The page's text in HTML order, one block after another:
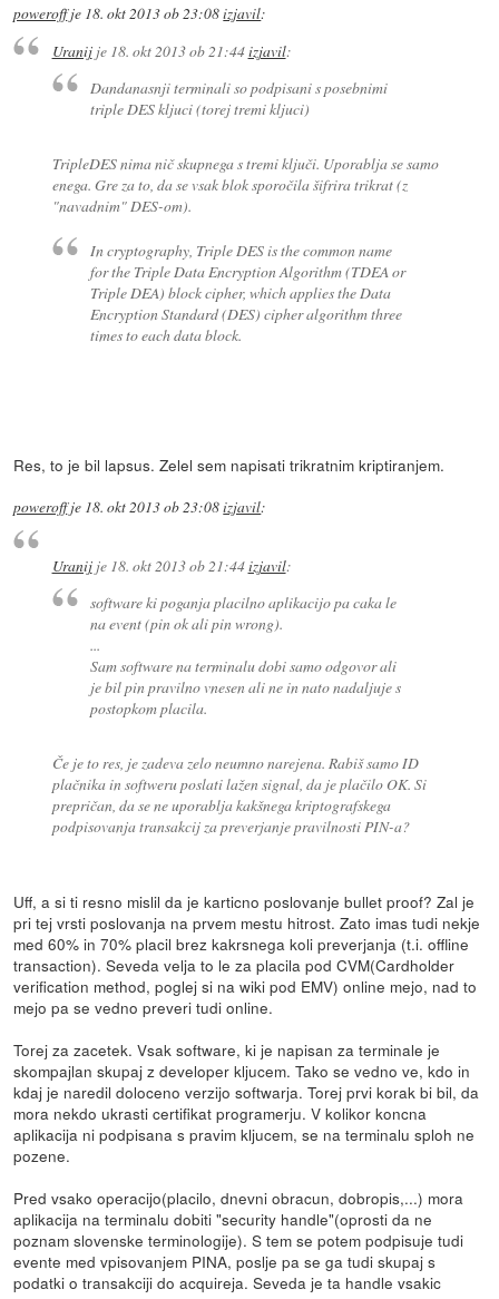
poweroffje 18. okt 2013 ob 23:08izjavil:
Uranijje 18. okt 2013 ob 21:44izjavil:
Dandanasnji terminali so podpisani s posebnimi
triple DES kljuci (torej tremi kljuci)
TripleDES nima nič skupnega s tremi ključi. Uporablja se samo
enega. Gre za to, da se vsak blok sporočila šifrira trikrat (z
"navadnim" DES-om).
In cryptography, Triple DES is the common name
for the Triple Data Encryption Algorithm (TDEA or
Triple DEA) block cipher, which applies the Data
Encryption Standard (DES) cipher algorithm three
times to each data block.
Res, to je bil lapsus. Zelel sem napisati trikratnim kriptiranjem.
poweroffje 18. okt 2013 ob 23:08izjavil:
Uranijje 18. okt 2013 ob 21:44izjavil:
software ki poganja placilno aplikacijo pa caka le
na event (pin ok ali pin wrong).
...
Sam software na terminalu dobi samo odgovor ali
je bil pin pravilno vnesen ali ne in nato nadaljuje s
postopkom placila.
Če je to res, je zadeva zelo neumno narejena. Rabiš samo ID
plačnika in softweru poslati lažen signal, da je plačilo OK. Si
prepričan, da se ne uporablja kakšnega kriptografskega
podpisovanja transakcij za preverjanje pravilnosti PIN-a?
Uff, a si ti resno mislil da je karticno poslovanje bullet proof? Zal je
pri tej vrsti poslovanja na prvem mestu hitrost. Zato imas tudi nekje
med 60% in 70% placil brez kakrsnega koli preverjanja (t.i. offline
transaction). Seveda velja to le za placila pod CVM(Cardholder
verification method, poglej si na wiki pod EMV) online mejo, nad to
mejo pa se vedno preveri tudi online.
Torej za zacetek. Vsak software, ki je napisan za terminale je
skompajlan skupaj z developer kljucem. Tako se vedno ve, kdo in
kdaj je naredil doloceno verzijo softwarja. Torej prvi korak bi bil, da
mora nekdo ukrasti certifikat programerju. V kolikor koncna
aplikacija ni podpisana s pravim kljucem, se na terminalu sploh ne
pozene.
Pred vsako operacijo(placilo, dnevni obracun, dobropis,...) mora
aplikacija na terminalu dobiti "security handle"(oprosti da ne
poznam slovenske terminologije). S tem se potem podpisuje tudi
evente med vpisovanjem PINA, poslje pa se ga tudi skupaj s
podatki o transakciji do acquireja. Seveda je ta handle vsakic